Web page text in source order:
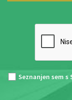
Seznanjen sem s